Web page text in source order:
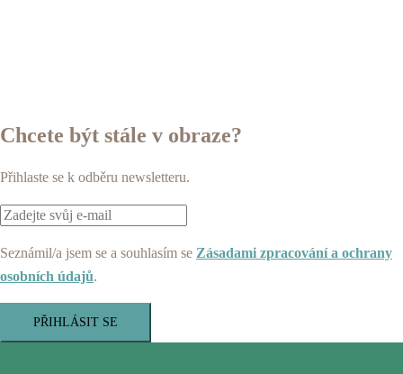
Chcete být stále v obraze?
Přihlaste se k odběru newsletteru.
Seznámil/a jsem se a souhlasím se Zásadami zpracování a ochrany
osobních údajů.
PŘIHLÁSIT SE